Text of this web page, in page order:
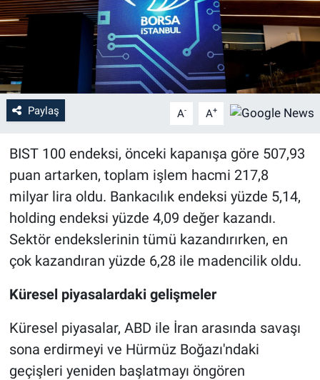
Paylaş A- A+
BIST 100 endeksi, önceki kapanışa göre 507,93
puan artarken, toplam işlem hacmi 217,8
milyar lira oldu. Bankacılık endeksi yüzde 5,14,
holding endeksi yüzde 4,09 değer kazandı.
Sektör endekslerinin tümü kazandırırken, en
çok kazandıran yüzde 6,28 ile madencilik oldu.
Küresel piyasalardaki gelişmeler
Küresel piyasalar, ABD ile İran arasında savaşı
sona erdirmeyi ve Hürmüz Boğazı'ndaki
geçişleri yeniden başlatmayı öngören